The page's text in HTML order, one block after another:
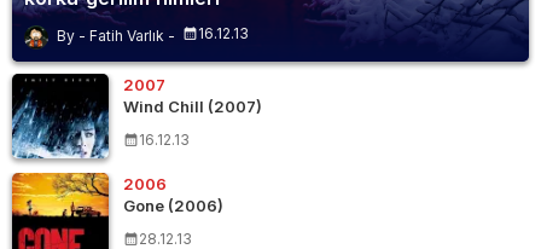
Fatih Varlık 16.12.13
2007
Wind Chill (2007)
16.12.13
2006
Gone (2006)
28.12.13